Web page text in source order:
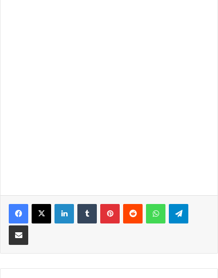
LinkedInTumblrPinterestReddit WhatsApp
Partilhar Via Email